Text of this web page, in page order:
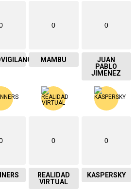
0
MAMBU
0
JUAN
PABLO
JIMENEZ
0
REALIDAD
VIRTUAL
0
KASPERSKY